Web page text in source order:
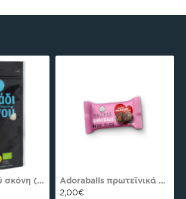
Ασπράδι αυγού σκόνη (Αλβουμίνη) Ola-Bio 50gr
Adoraballs πρωτεϊνικά μπαλάκια choco praline delight 40γρ Nutree Χ.ΓΛ
2,00€